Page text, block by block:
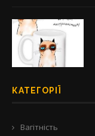
КАТЕГОРІЇ
Вагітність